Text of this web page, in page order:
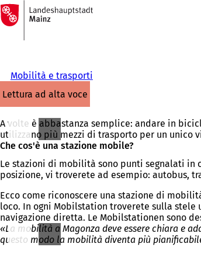
Vai al contenuto
Alla
pagina
iniziale
Mobilità e trasporti
lettura ad alta voce
A volte è abbastanza semplice: andare in
utilizzano più mezzi di trasporto per un unico
Che cos'è una stazione mobile?
Le stazioni di mobilità sono punti segnalati in
posizione, vi troverete ad esempio: autobus,
Ecco come riconoscere una stazione di
loco. In ogni Mobilstation troverete sulla
navigazione diretta. Le Mobilstationen sono
«La mobilità a Magonza deve essere chiara e
questo modo la mobilità diventa più